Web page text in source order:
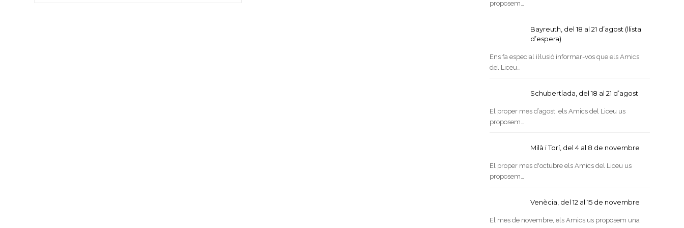
proposem…
Bayreuth, del 18 al 21 d’agost (llista
d’espera)
Ens fa especial il·lusió informar-vos que els Amics
del Liceu…
Schubertíada, del 18 al 21 d’agost
El proper mes d’agost, els Amics del Liceu us
proposem…
Milà i Torí, del 4 al 8 de novembre
El proper mes d'octubre els Amics del Liceu us
proposem…
Venècia, del 12 al 15 de novembre
El mes de novembre, els Amics us proposem una